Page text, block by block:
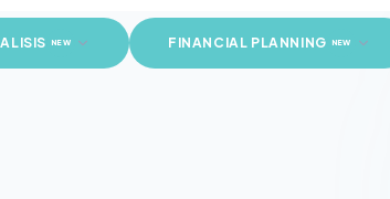
NEW FINANCIAL PLANNING NEW